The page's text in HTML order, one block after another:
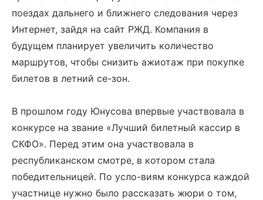
поездах дальнего и ближнего следования через
Интернет, зайдя на сайт РЖД. Компания в
будущем планирует увеличить количество
маршрутов, чтобы снизить ажиотаж при покупке
билетов в летний се-зон.
В прошлом году Юнусова впервые участвовала в
конкурсе на звание «Лучший билетный кассир в
СКФО». Перед этим она участвовала в
республиканском смотре, в котором стала
победительницей. По усло-виям конкурса каждой
участнице нужно было рассказать жюри о том,